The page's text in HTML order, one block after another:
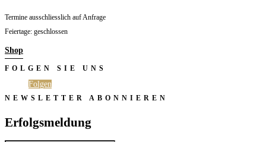
Termine ausschliesslich auf Anfrage
Feiertage: geschlossen
Shop
FOLGEN SIE UNS
Folgen
NEWSLETTER ABONNIEREN
Erfolgsmeldung